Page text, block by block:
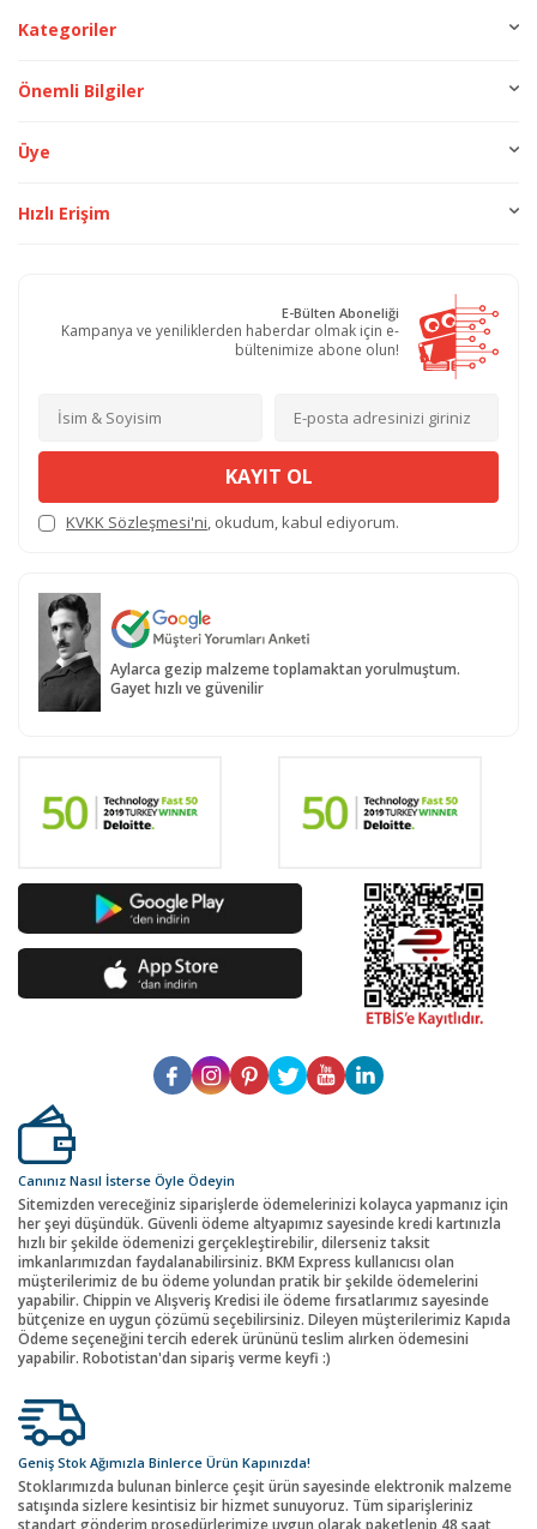
Kategoriler
Önemli Bilgiler
Üye
Hızlı Erişim
E-Bülten Aboneliği
Kampanya ve yeniliklerden haberdar olmak için e-
bültenimize abone olun!
KAYIT OL
KVKK Sözleşmesi'ni, okudum, kabul ediyorum.
Aylarca gezip malzeme toplamaktan yorulmuştum.
Gayet hızlı ve güvenilir
Canınız Nasıl İsterse Öyle Ödeyin
Sitemizden vereceğiniz siparişlerde ödemelerinizi kolayca yapmanız için
her şeyi düşündük. Güvenli ödeme altyapımız sayesinde kredi kartınızla
hızlı bir şekilde ödemenizi gerçekleştirebilir, dilerseniz taksit
imkanlarımızdan faydalanabilirsiniz. BKM Express kullanıcısı olan
müşterilerimiz de bu ödeme yolundan pratik bir şekilde ödemelerini
yapabilir. Chippin ve Alışveriş Kredisi ile ödeme fırsatlarımız sayesinde
bütçenize en uygun çözümü seçebilirsiniz. Dileyen müşterilerimiz Kapıda
Ödeme seçeneğini tercih ederek ürününü teslim alırken ödemesini
yapabilir. Robotistan'dan sipariş verme keyfi :)
Geniş Stok Ağımızla Binlerce Ürün Kapınızda!
Stoklarımızda bulunan binlerce çeşit ürün sayesinde elektronik malzeme
satışında sizlere kesintisiz bir hizmet sunuyoruz. Tüm siparişleriniz
standart gönderim prosedürlerimize uygun olarak paketlenip 48 saat